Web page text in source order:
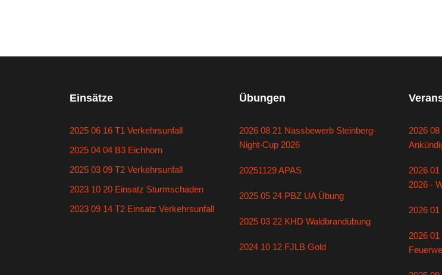
Einsätze
2025 06 16 T1 Verkehrsunfall
2025 04 04 B3 Eichhorn
2025 03 09 T2 Verkehrsunfall
2023 10 20 Einsatz Sturmschaden
2023 09 14 T2 Einsatz Verkehrsunfall
Übungen
2026 08 21 Nassbewerb Steinberg-
Night-Cup 2026
20251129 APAS
2025 05 24 PBZ UA Übung
2025 03 22 KHD Waldbrandübung
2024 10 12 FJLB Gold
2026
2026
2026 -
2026
2026